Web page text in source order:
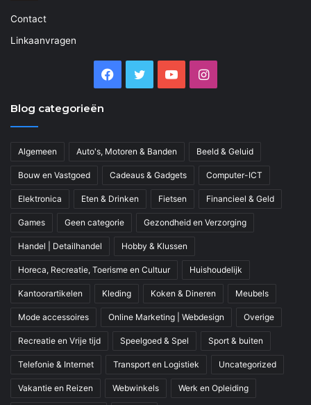
Contact
Linkaanvragen
Facebook
Twitter YouTubeInstagram
Blog categorieën
Algemeen Auto's, Motoren & Banden Beeld & Geluid
Bouw en Vastgoed Cadeaus & Gadgets Computer-ICT
Elektronica Eten & Drinken Fietsen Financieel & Geld
Games Geen categorie Gezondheid en Verzorging
Handel | Detailhandel Hobby & Klussen
Horeca, Recreatie, Toerisme en Cultuur Huishoudelijk
Kantoorartikelen Kleding Koken & Dineren Meubels
Mode accessoires Online Marketing | Webdesign Overige
Recreatie en Vrije tijd Speelgoed & Spel Sport & buiten
Telefonie & Internet Transport en Logistiek Uncategorized
Vakantie en Reizen Webwinkels Werk en Opleiding